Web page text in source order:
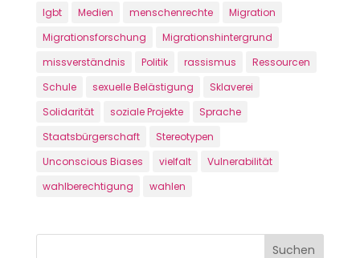
lgbt
Medien menschenrechte
Migration
Migrationsforschung
Migrationshintergrund
missverständnis
Politik rassismus
Ressourcen
Schule
sexuelle Belästigung
Sklaverei
Solidarität
soziale Projekte
Sprache
Staatsbürgerschaft
Stereotypen
Unconscious Biases
vielfalt
Vulnerabilität
wahlberechtigung
wahlen